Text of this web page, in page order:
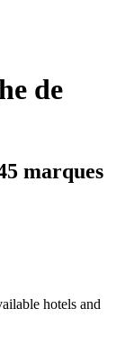
de
marques
hotels and